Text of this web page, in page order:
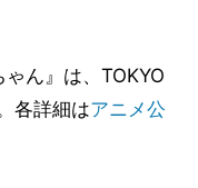
ん』は、TOKYO
各詳細はアニメ公